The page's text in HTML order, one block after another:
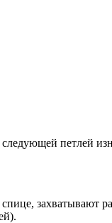
петлей
захватывают